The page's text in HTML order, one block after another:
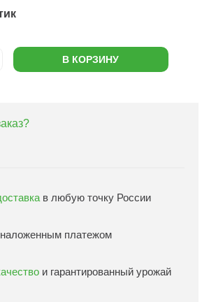
В КОРЗИНУ
в любую точку России
наложенным платежом
и гарантированный урожай